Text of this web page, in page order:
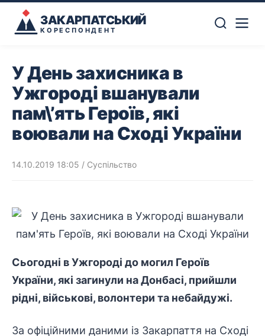
ЗАКАРПАТСЬКИЙ
КОРЕСПОНДЕНТ
У День захисника в
Ужгороді вшанували
пам\’ять Героїв, які
воювали на Сході України
14.10.2019 18:05 / Суспільство
Сьогодні в Ужгороді до могил Героїв
України, які загинули на Донбасі, прийшли
рідні, військові, волонтери та небайдужі.
За офіційними даними із Закарпаття на Сході